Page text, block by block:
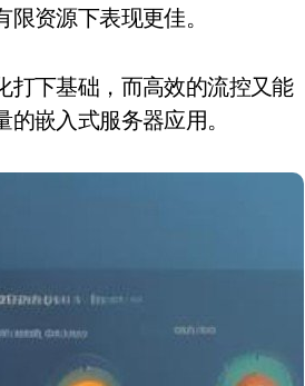
资源下表现更佳。
打下基础，而高效的流控又能
嵌入式服务器应用。